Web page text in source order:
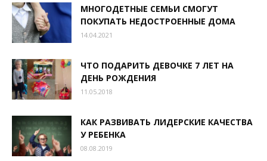
МНОГОДЕТНЫЕ СЕМЬИ СМОГУТ
ПОКУПАТЬ НЕДОСТРОЕННЫЕ ДОМА
14.04.2021
ЧТО ПОДАРИТЬ ДЕВОЧКЕ 7 ЛЕТ НА
ДЕНЬ РОЖДЕНИЯ
11.05.2018
КАК РАЗВИВАТЬ ЛИДЕРСКИЕ КАЧЕСТВА
У РЕБЕНКА
08.08.2019